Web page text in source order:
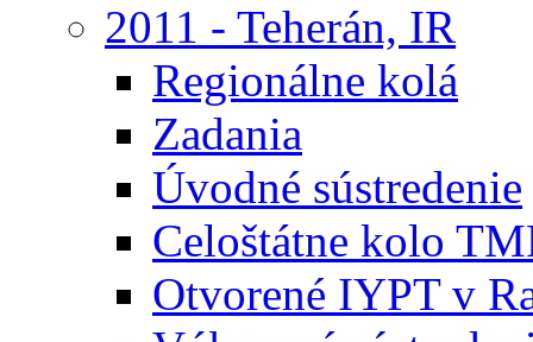
2011 - Teherán, IR
Regionálne kolá
Zadania
Úvodné sústredenie
Celoštátne kolo
Otvorené IYPT v